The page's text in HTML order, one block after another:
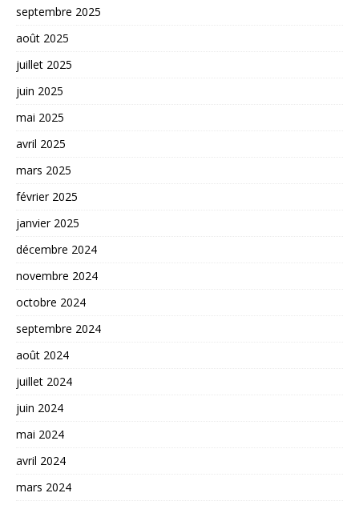
septembre 2025
août 2025
juillet 2025
juin 2025
mai 2025
avril 2025
mars 2025
février 2025
janvier 2025
décembre 2024
novembre 2024
octobre 2024
septembre 2024
août 2024
juillet 2024
juin 2024
mai 2024
avril 2024
mars 2024